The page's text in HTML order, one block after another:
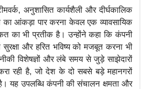
अनुशासित कार्यशैली और दीर्घकालिक
का आंकड़ा पार करना केवल एक व्यावसायिक
का भी प्रतीक है। उन्होंने कहा कि कंपनी
और हरित भविष्य को मजबूत करना भी
विशेषज्ञों और लंबे समय से जुड़े साझेदारों
रही है, जो देश के दो सबसे बड़े महानगरों
यह उपलब्धि कंपनी की संचालन क्षमता और